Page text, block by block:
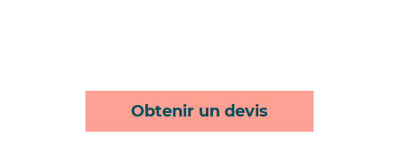
Obtenir un devis